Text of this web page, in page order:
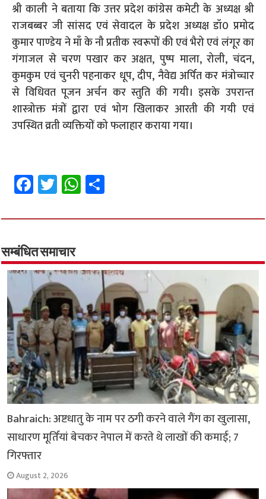
श्री काली ने बताया कि उत्तर प्रदेश कांग्रेस कमेटी के अध्यक्ष श्री
राजबब्बर जी सांसद एवं सेवादल के प्रदेश अध्यक्ष डॉ0 प्रमोद
कुमार पाण्डेय ने माँ के नौ प्रतीक स्वरूपों की एवं भैरो एवं लंगूर का
गंगाजल से चरण पखार कर अक्षत, पुष्प माला, रोली, चंदन,
कुमकुम एवं चुनरी पहनाकर धूप, दीप, नैवेद्य अर्पित कर मंत्रोच्चार
से विधिवत पूजन अर्चन कर स्तुति की गयी। इसके उपरान्त
शास्त्रोक्त मंत्रों द्वारा एवं भोग खिलाकर आरती की गयी एवं
उपस्थित व्रती व्यक्तियों को फलाहार कराया गया।
Fa
ce
b
o
o
k
T
wi
tt
er
W
h
at
p
p
ar
सम्बंधित समाचार
Bahraich: अष्टधातु के नाम पर ठगी करने वाले गैंग का खुलासा,
साधारण मूर्तियां बेचकर नेपाल में करते थे लाखों की कमाई; 7
गिरफ्तार
August 2, 2026